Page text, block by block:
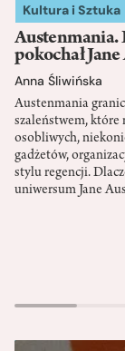
Kultura i Sztuka
Austenmania.
pokochał
Anna Śliwińska
Austenmania
szaleństwem, które
osobliwych,
gadżetów,
stylu regencji.
uniwersum Jane